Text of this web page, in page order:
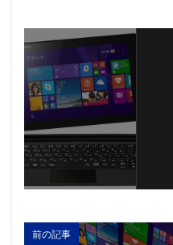
前の記事